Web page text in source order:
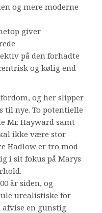
og mere moderne
giver
på den forhadte
og kølig end
og her slipper
til nye. To potentielle
Mr. Hayward samt
ikke være stor
Hadlow er tro mod
i sit fokus på Marys
år siden, og
urealistiske for
en gunstig